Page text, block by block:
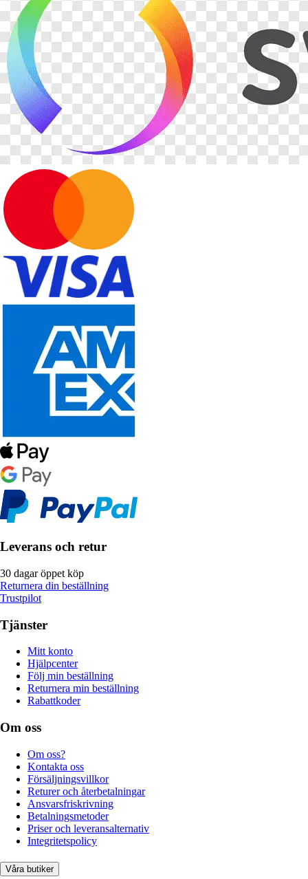
Leverans och retur
30 dagar öppet köp
Returnera din beställning
Trustpilot
Tjänster
Mitt konto
Hjälpcenter
Följ min beställning
Returnera min beställning
Rabattkoder
Om oss
Om oss?
Kontakta oss
Försäljningsvillkor
Returer och återbetalningar
Ansvarsfriskrivning
Betalningsmetoder
Priser och leveransalternativ
Integritetspolicy
Våra butiker